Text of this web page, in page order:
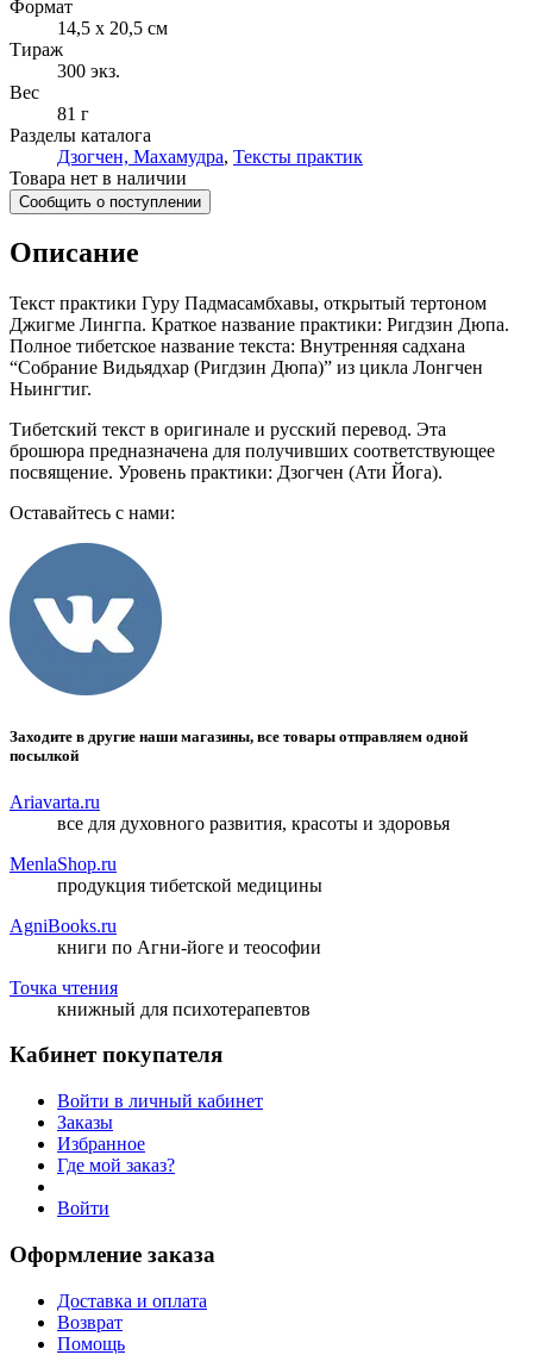
Формат
14,5 x 20,5 см
Тираж
300 экз.
Вес
81 г
Разделы каталога
Дзогчен, Махамудра, Тексты практик
Товара нет в наличии
Сообщить о поступлении
Описание
Текст практики Гуру Падмасамбхавы, открытый тертоном
Джигме Лингпа. Краткое название практики: Ригдзин Дюпа.
Полное тибетское название текста: Внутренняя садхана
“Собрание Видьядхар (Ригдзин Дюпа)” из цикла Лонгчен
Ньингтиг.
Тибетский текст в оригинале и русский перевод. Эта
брошюра предназначена для получивших соответствующее
посвящение. Уровень практики: Дзогчен (Ати Йога).
Оставайтесь с нами:
Заходите в другие наши магазины, все товары отправляем одной
посылкой
Ariavarta.ru
все для духовного развития, красоты и здоровья
MenlaShop.ru
продукция тибетской медицины
AgniBooks.ru
книги по Агни-йоге и теософии
Точка чтения
книжный для психотерапевтов
Кабинет покупателя
Войти в личный кабинет
Заказы
Избранное
Где мой заказ?
Войти
Оформление заказа
Доставка и оплата
Возврат
Помощь